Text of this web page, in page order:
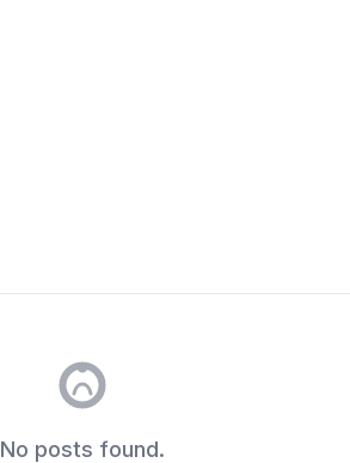
No posts found.